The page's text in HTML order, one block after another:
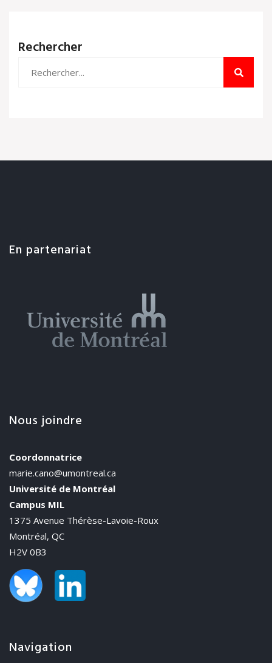
Rechercher
En partenariat
Nous joindre
Coordonnatrice
marie.cano@umontreal.ca
Université de Montréal
Campus MIL
1375 Avenue Thérèse-Lavoie-Roux
Montréal, QC
H2V 0B3
Navigation